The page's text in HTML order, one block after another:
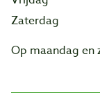
Zaterdag
Op maandag en